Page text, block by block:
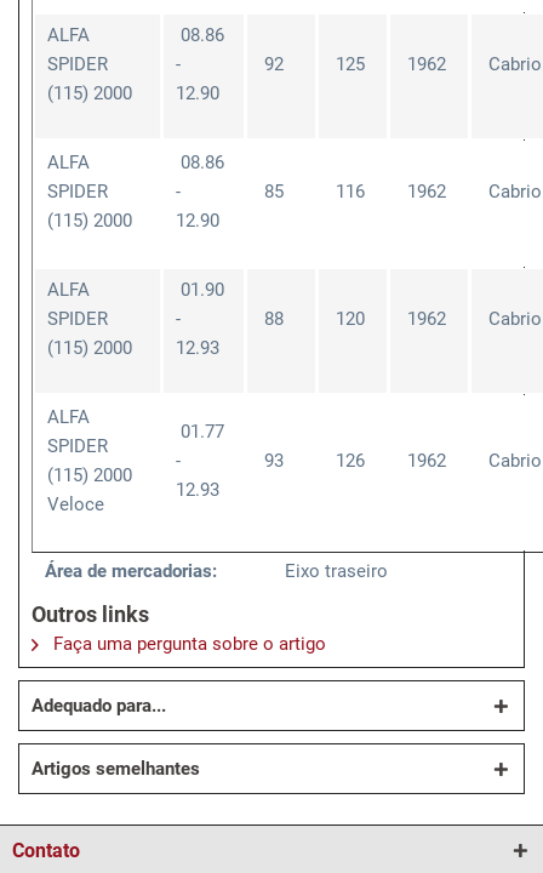
ALFA
SPIDER
(115) 2000
08.86
-
12.90
92 125 1962
ALFA
SPIDER
(115) 2000
08.86
-
12.90
85 116 1962
ALFA
SPIDER
(115) 2000
01.90
-
12.93
88 120 1962
ALFA
SPIDER
(115) 2000
Veloce
01.77
-
12.93
93 126 1962
Área de mercadorias: Eixo traseiro
Outros links
Faça uma pergunta sobre o artigo
Adequado para...
Artigos semelhantes
Contato